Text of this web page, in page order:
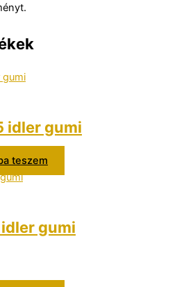
idler gumi
teszem
gumi